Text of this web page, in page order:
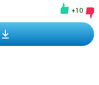
+10